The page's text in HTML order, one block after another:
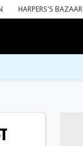
HARPERS'S BAZAAR